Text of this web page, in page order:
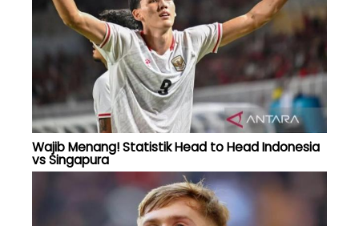
Wajib Menang! Statistik Head to Head Indonesia
vs Singapura